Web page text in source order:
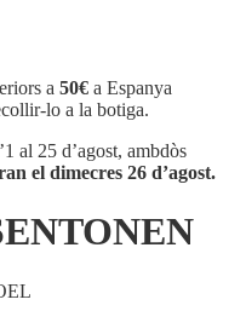
a 50€ a Espanya
lo a la botiga.
al 25 d’agost, ambdòs
el dimecres 26 d’agost.